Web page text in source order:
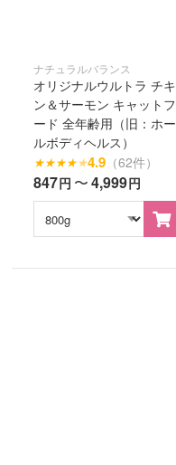
ナチュラルバランス
オリジナルウルトラ チキ
ン＆サーモン キャットフ
ード 全年齢用（旧：ホー
ルボディヘルス）
★★★★★4.9 （62件）
847円 〜4,999円